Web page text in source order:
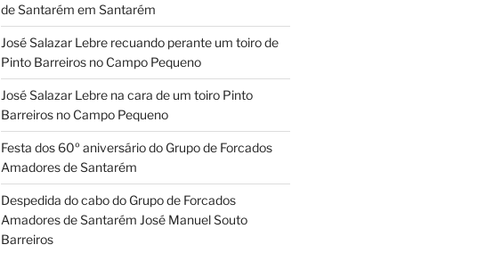
de Santarém em Santarém
José Salazar Lebre recuando perante um toiro de
Pinto Barreiros no Campo Pequeno
José Salazar Lebre na cara de um toiro Pinto
Barreiros no Campo Pequeno
Festa dos 60º aniversário do Grupo de Forcados
Amadores de Santarém
Despedida do cabo do Grupo de Forcados
Amadores de Santarém José Manuel Souto
Barreiros